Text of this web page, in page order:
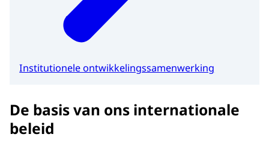
Institutionele ontwikkelingssamenwerking
De basis van ons internationale
beleid